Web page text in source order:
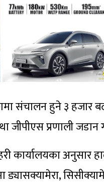
संचालन हुने ३ हजार
जीपीएस प्रणाली
कार्यालयका अनुसार
ड्यासक्यामेरा,